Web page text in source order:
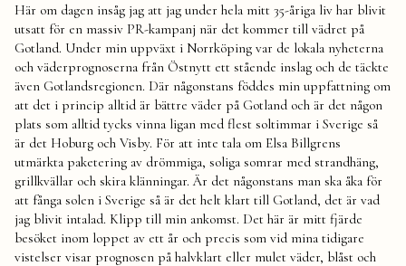
Här om dagen insåg jag att jag under hela mitt 35-åriga liv har blivit
utsatt för en massiv PR-kampanj när det kommer till vädret på
Gotland. Under min uppväxt i Norrköping var de lokala nyheterna
och väderprognoserna från Östnytt ett stående inslag och de täckte
även Gotlandsregionen. Där någonstans föddes min uppfattning om
att det i princip alltid är bättre väder på Gotland och är det någon
plats som alltid tycks vinna ligan med flest soltimmar i Sverige så
är det Hoburg och Visby. För att inte tala om Elsa Billgrens
utmärkta paketering av drömmiga, soliga somrar med strandhäng,
grillkvällar och skira klänningar. Är det någonstans man ska åka för
att fånga solen i Sverige så är det helt klart till Gotland, det är vad
jag blivit intalad. Klipp till min ankomst. Det här är mitt fjärde
besöket inom loppet av ett år och precis som vid mina tidigare
vistelser visar prognosen på halvklart eller mulet väder, blåst och